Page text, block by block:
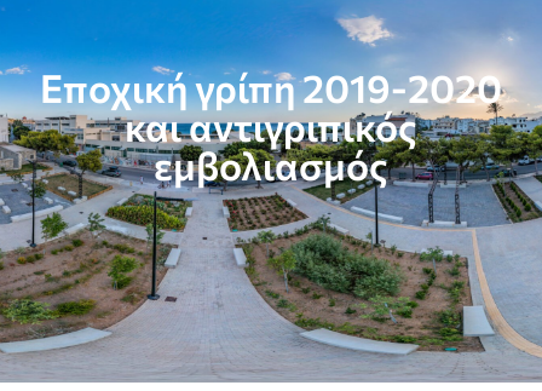
Εποχική γρίπη 2019-2020
και αντιγριπικός
εμβολιασμός